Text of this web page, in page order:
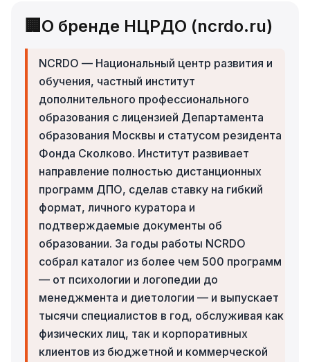
🏢 О бренде НЦРДО (ncrdo.ru)
NCRDO — Национальный центр развития и
обучения, частный институт
дополнительного профессионального
образования с лицензией Департамента
образования Москвы и статусом резидента
Фонда Сколково. Институт развивает
направление полностью дистанционных
программ ДПО, сделав ставку на гибкий
формат, личного куратора и
подтверждаемые документы об
образовании. За годы работы NCRDO
собрал каталог из более чем 500 программ
— от психологии и логопедии до
менеджмента и диетологии — и выпускает
тысячи специалистов в год, обслуживая как
физических лиц, так и корпоративных
клиентов из бюджетной и коммерческой